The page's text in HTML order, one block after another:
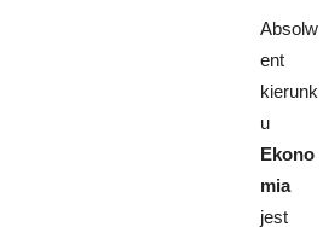
Absolw
ent
kierunk
u
Ekono
mia
jest